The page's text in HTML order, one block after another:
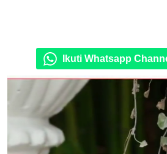
Ikuti Whatsapp